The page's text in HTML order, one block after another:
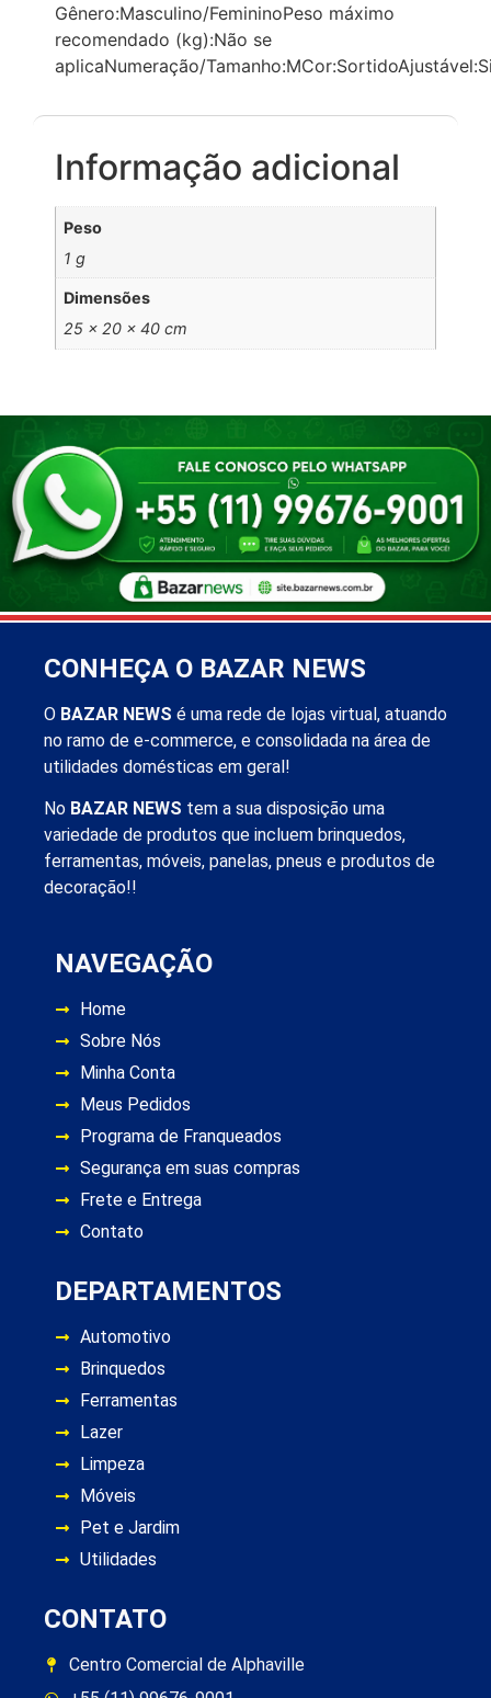
Gênero:Masculino/FemininoPeso máximo
recomendado (kg):Não se
aplicaNumeração/
Informação adicional
Peso
1 g
Dimensões
25 × 20 × 40 cm
CONHEÇA O BAZAR NEWS
O BAZAR NEWS é uma rede de lojas virtual, atuando
no ramo de e-commerce, e consolidada na área de
utilidades domésticas em geral!
No BAZAR NEWS tem a sua disposição uma
variedade de produtos que incluem brinquedos,
ferramentas, móveis, panelas, pneus e produtos de
decoração!!
NAVEGAÇÃO
Home
Sobre Nós
Minha Conta
Meus Pedidos
Programa de Franqueados
Segurança em suas compras
Frete e Entrega
Contato
DEPARTAMENTOS
Automotivo
Brinquedos
Ferramentas
Lazer
Limpeza
Móveis
Pet e Jardim
Utilidades
CONTATO
Centro Comercial de Alphaville